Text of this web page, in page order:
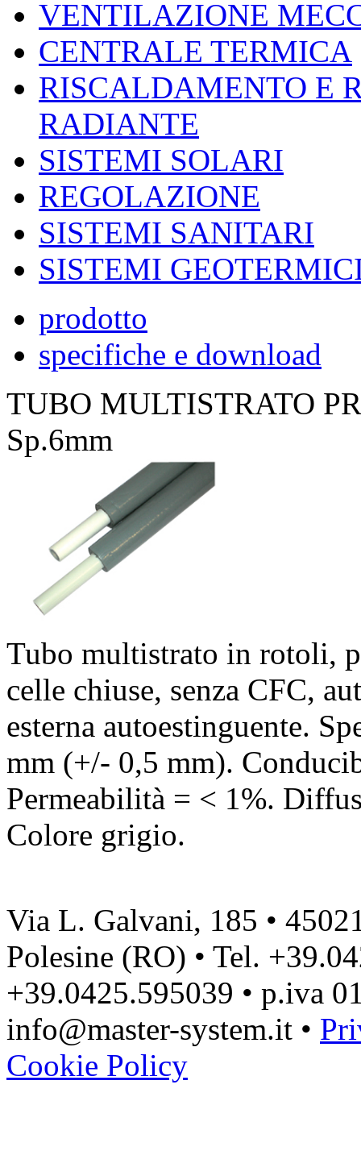
VENTILAZIONE
CENTRALE TERMICA
RISCALDAMENTO E
RADIANTE
SISTEMI SOLARI
REGOLAZIONE
SISTEMI SANITARI
SISTEMI
prodotto
specifiche e download
TUBO MULTISTRATO
Sp.6mm
Tubo multistrato in rotoli,
celle chiuse, senza CFC,
esterna autoestinguente.
mm (+/- 0,5 mm).
Permeabilità = < 1%.
Colore grigio.
Via L. Galvani, 185 •
Polesine (RO) • Tel.
+39.0425.595039 • p.iva
info@master-system.it •
Cookie Policy